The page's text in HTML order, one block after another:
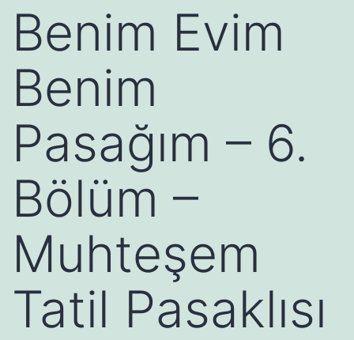
Benim Evim
Benim
Pasağım – 6.
Bölüm –
Muhteşem
Tatil Pasaklısı